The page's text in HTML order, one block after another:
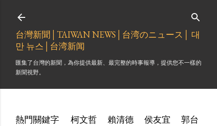
台灣新聞│TAIWAN NEWS│台湾のニュース│ 대
만 뉴스│台湾新闻
匯集了台灣的新聞，為你提供最新、最完整的時事報導，提供您不一樣的
新聞視野。
熱門關鍵字 柯文哲 賴清德 侯友宜
郭台